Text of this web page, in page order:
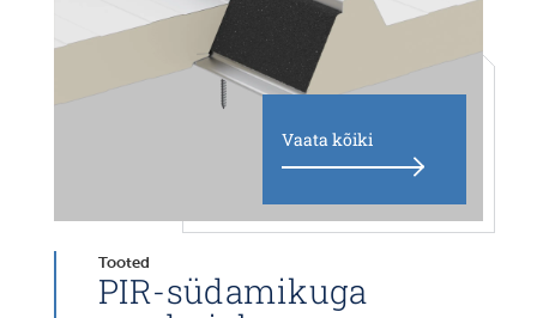
Vaata kõiki
Tooted
PIR-südamikuga